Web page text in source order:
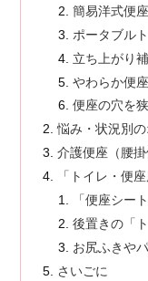
簡易洋式便
ポータブル
立ち上がり
やわらか便
便座の穴を
悩み・状況別
介護便座（腰
「トイレ・便
「便座シー
後置きの「
お尻ふきや
さいごに